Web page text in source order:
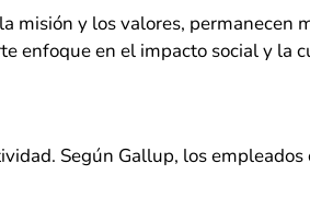
misión y los valores, permanecen
enfoque en el impacto social y la
Según Gallup, los